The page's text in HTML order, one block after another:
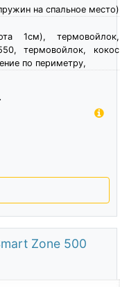
на спальное место)
1см), термовойлок,
термовойлок, кокос
по периметру,
Zone 500